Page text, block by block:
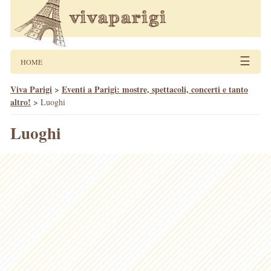
HOME ☰
Viva Parigi > Eventi a Parigi: mostre, spettacoli, concerti e tanto
altro! > Luoghi
Luoghi